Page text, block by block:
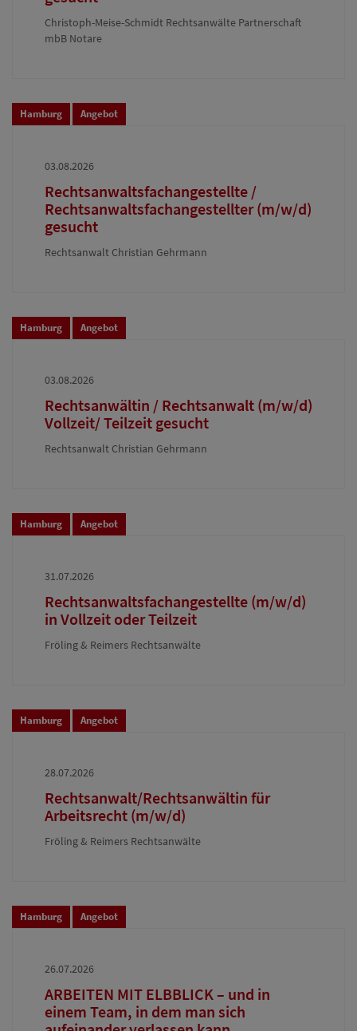
Christoph-Meise-Schmidt Rechtsanwälte Partnerschaft
mbB Notare
Hamburg Angebot
03.08.2026
Rechtsanwaltsfachangestellte /
Rechtsanwaltsfachangestellter (m/w/d)
gesucht
Rechtsanwalt Christian Gehrmann
Hamburg Angebot
03.08.2026
Rechtsanwältin / Rechtsanwalt (m/w/d)
Vollzeit/ Teilzeit gesucht
Rechtsanwalt Christian Gehrmann
Hamburg Angebot
31.07.2026
Rechtsanwaltsfachangestellte (m/w/d)
in Vollzeit oder Teilzeit
Fröling & Reimers Rechtsanwälte
Hamburg Angebot
28.07.2026
Rechtsanwalt/Rechtsanwältin für
Arbeitsrecht (m/w/d)
Fröling & Reimers Rechtsanwälte
Hamburg Angebot
26.07.2026
ARBEITEN MIT ELBBLICK – und in
einem Team, in dem man sich